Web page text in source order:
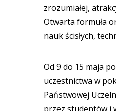
zrozumiałej,
Otwarta formuła
nauk ścisłych,
Od 9 do 15 maja
uczestnictwa w
Państwowej